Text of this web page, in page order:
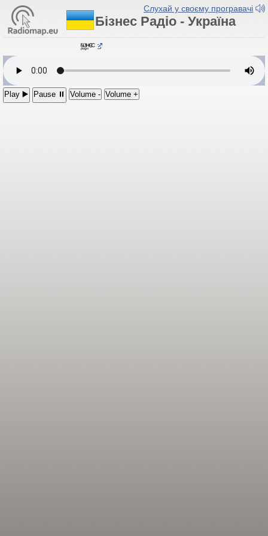
Слухай у своєму програвачі
Бізнес Радіо - Україна
Бізнес Радіо
Play ▶️ Pause ⏸ Volume - Volume +